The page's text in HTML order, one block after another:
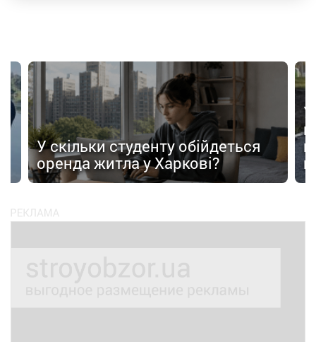
У скільки студенту обійдеться
оренда житла у Харкові?